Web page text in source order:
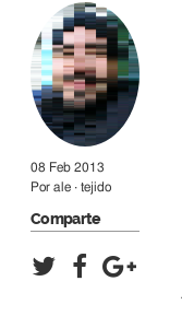
08 Feb 2013
Porale · tejido
Comparte